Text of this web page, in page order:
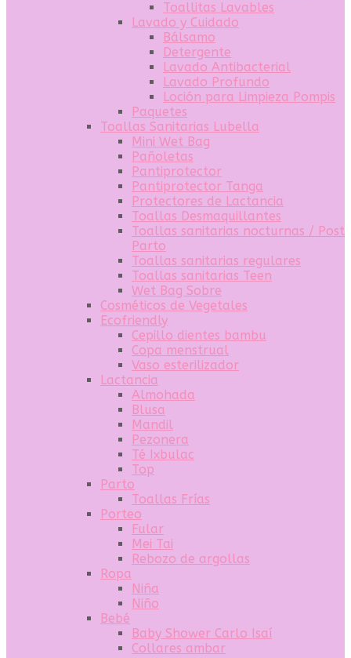
Toallitas Lavables
Lavado y Cuidado
Bálsamo
Detergente
Lavado Antibacterial
Lavado Profundo
Loción para Limpieza Pompis
Paquetes
Toallas Sanitarias Lubella
Mini Wet Bag
Pañoletas
Pantiprotector
Pantiprotector Tanga
Protectores de Lactancia
Toallas Desmaquillantes
Toallas sanitarias nocturnas / Post
Parto
Toallas sanitarias regulares
Toallas sanitarias Teen
Wet Bag Sobre
Cosméticos de Vegetales
Ecofriendly
Cepillo dientes bambu
Copa menstrual
Vaso esterilizador
Lactancia
Almohada
Blusa
Mandil
Pezonera
Té Ixbulac
Top
Parto
Toallas Frías
Porteo
Fular
Mei Tai
Rebozo de argollas
Ropa
Niña
Niño
Bebé
Baby Shower Carlo Isaí
Collares ambar